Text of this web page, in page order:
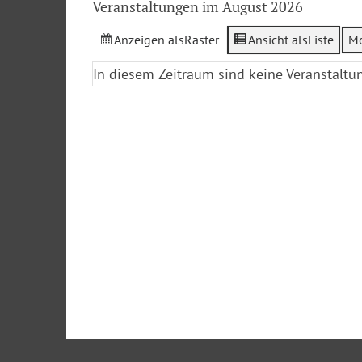
Veranstaltungen im August 2026
Anzeigen alsRaster Ansicht alsListe
In diesem Zeitraum sind keine